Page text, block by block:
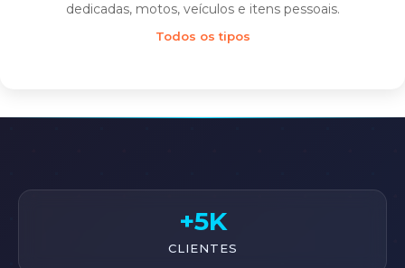
dedicadas, motos, veículos e itens pessoais.
Todos os tipos
+5K
CLIENTES